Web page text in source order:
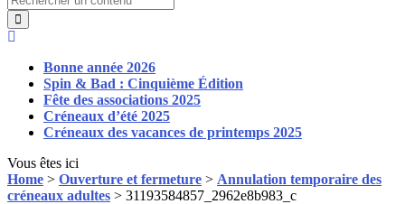
for:
Bonne année 2026
Spin & Bad : Cinquième Édition
Fête des associations 2025
Créneaux d’été 2025
Créneaux des vacances de printemps 2025
Vous êtes ici
Home > Ouverture et fermeture > Annulation temporaire des
créneaux adultes > 31193584857_2962e8b983_c